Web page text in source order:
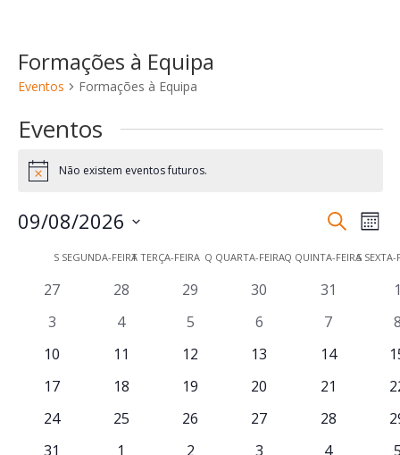
Formações à Equipa
Eventos Formações à Equipa
Eventos
Aviso Não existem eventos futuros.
e
de
Pesquisar
de
Mês
09/08/2026
data.
Calendário
S SEGUNDA-FEIRA
T TERÇA-FEIRA Q QUARTA-FEIRAQ QUINTA-FEIRA
S SEXTA-
0
27
0
28
0
29
0
30
0
31
0
0
3
0
4
0
5
0
6
0
7
0
010
011
012
013
014
0
017
018
019
0
20
0
21
0
0
24
0
25
0
26
0
27
0
28
0
0
31
01
0
2
0
3
0
4
0